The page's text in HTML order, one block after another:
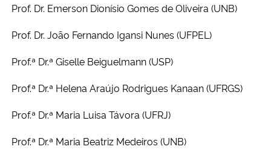
Prof. Dr. Emerson Dionísio Gomes de Oliveira (UNB)
Prof. Dr. João Fernando Igansi Nunes (UFPEL)
Prof.ª Dr.ª Giselle Beiguelmann (USP)
Prof.ª Dr.ª Helena Araújo Rodrigues Kanaan (UFRGS)
Prof.ª Dr.ª Maria Luisa Távora (UFRJ)
Prof.ª Dr.ª Maria Beatriz Medeiros (UNB)